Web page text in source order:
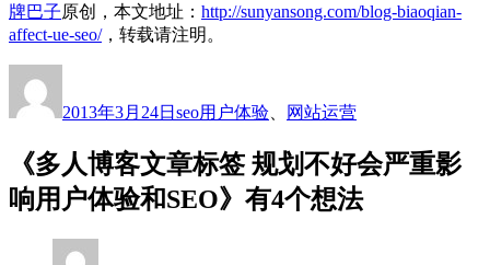
牌巴子原创，本文地址： http://sunyansong.com/blog-biaoqian-
affect-ue-seo/，转载请注明。
于
2013年3月24日 seo用户体验
网站运营
《多人博客文章标签 规划不好会严重影
响用户体验和SEO》有4个想法